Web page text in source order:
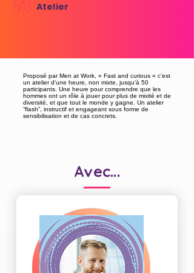
Atelier
Proposé par Men at Work, « Fast and curious » c’est
un atelier d’une heure, non mixte, jusqu’à 50
participants. Une heure pour comprendre que les
hommes ont un rôle à jouer pour plus de mixité et de
diversité, et que tout le monde y gagne. Un atelier
“flashˮ, instructif et engageant sous forme de
sensibilisation et de cas concrets.
Avec...